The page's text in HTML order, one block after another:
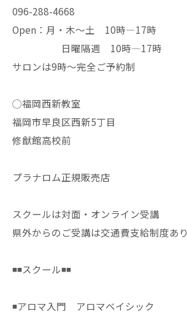
096-288-4668
Open：月・木〜土 10時—17時
日曜隔週 10時—17時
サロンは9時〜完全ご予約制
◯福岡西新教室
福岡市早良区西新5丁目
修猷館高校前
プラナロム正規販売店
スクールは対面・オンライン受講
県外からのご受講は交通費支給制度あり
◾️◾️スクール◾️◾️
◾️アロマ入門 アロマベイシック